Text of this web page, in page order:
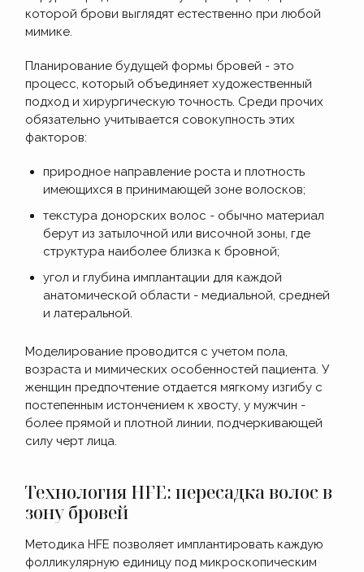
которой брови выглядят естественно при любой
мимике.
Планирование будущей формы бровей - это
процесс, который объединяет художественный
подход и хирургическую точность. Среди прочих
обязательно учитывается совокупность этих
факторов:
природное направление роста и плотность
имеющихся в принимающей зоне волосков;
текстура донорских волос - обычно материал
берут из затылочной или височной зоны, где
структура наиболее близка к бровной;
угол и глубина имплантации для каждой
анатомической области - медиальной, средней
и латеральной.
Моделирование проводится с учетом пола,
возраста и мимических особенностей пациента. У
женщин предпочтение отдается мягкому изгибу с
постепенным истончением к хвосту, у мужчин -
более прямой и плотной линии, подчеркивающей
силу черт лица.
Технология HFE: пересадка волос в
зону бровей
Методика HFE позволяет имплантировать каждую
фолликулярную единицу под микроскопическим